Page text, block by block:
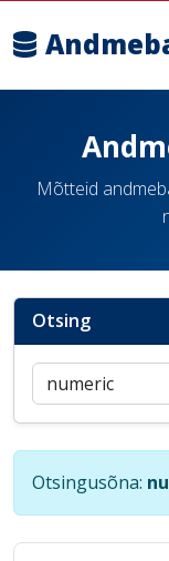
Mõtteid
Otsing
Otsi postitusi
Otsingusõna: